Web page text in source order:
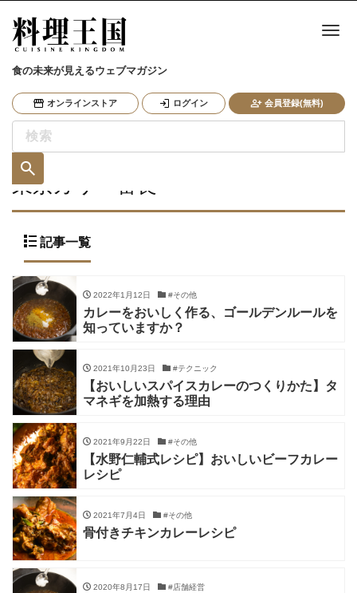
食の未来が見えるウェブマガジン
オンラインストア ログイン 会員登録(無料)
ナ
東京カリ〜番長
記事一覧
2022年1月12日 #その他
カレーをおいしく作る、ゴールデンルールを
知っていますか？
2021年10月23日 #テクニック
【おいしいスパイスカレーのつくりかた】タ
マネギを加熱する理由
2021年9月22日 #その他
【水野仁輔式レシピ】おいしいビーフカレー
レシピ
2021年7月4日 #その他
骨付きチキンカレーレシピ
2020年8月17日 #店舗経営